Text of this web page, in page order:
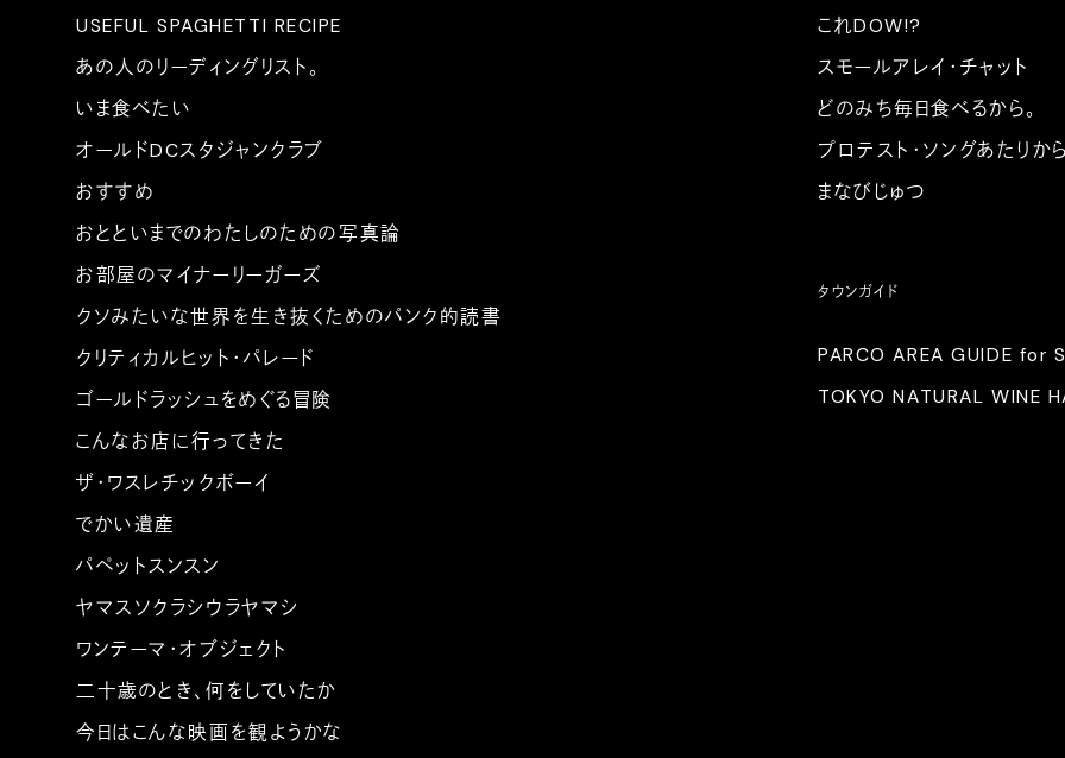
USEFUL SPAGHETTI RECIPE
あの人のリーディングリスト。
いま食べたい
オールドDCスタジャンクラブ
おすすめ
おとといまでのわたしのための写真論
お部屋のマイナーリーガーズ
クソみたいな世界を生き抜くためのパンク的読書
クリティカルヒット・パレード
ゴールドラッシュをめぐる冒険
こんなお店に行ってきた
ザ・ワスレチックボーイ
でかい遺産
パペットスンスン
ヤマスソクラシウラヤマシ
ワンテーマ・オブジェクト
二十歳のとき、何をしていたか
今日はこんな映画を観ようかな
これDOW!?
スモールアレイ・チャット
どのみち毎日食べるから。
プロテスト・ソングあたり
まなびじゅつ
タウンガイド
PARCO AREA GUIDE for
TOKYO NATURAL WINE